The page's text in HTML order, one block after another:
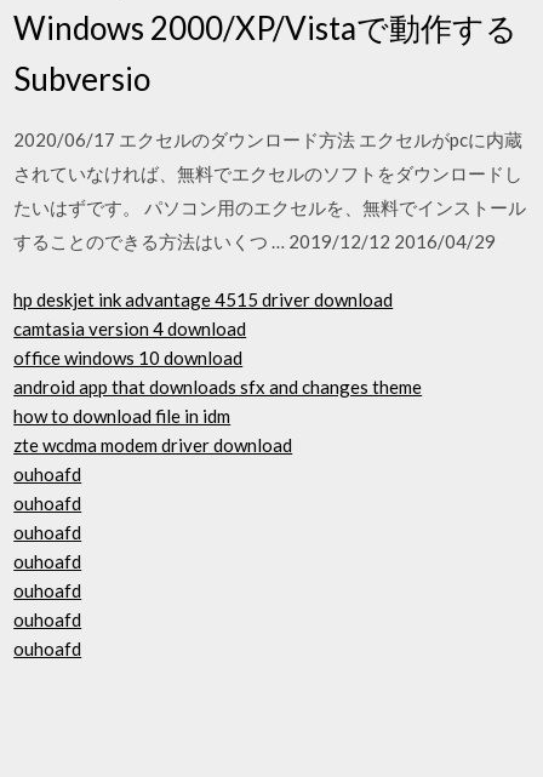
Windows 2000/XP/Vistaで動作する
Subversio
2020/06/17 エクセルのダウンロード方法 エクセルがpcに内蔵
されていなければ、無料でエクセルのソフトをダウンロードし
たいはずです。 パソコン用のエクセルを、無料でインストール
することのできる方法はいくつ … 2019/12/12 2016/04/29
hp deskjet ink advantage 4515 driver download
camtasia version 4 download
office windows 10 download
android app that downloads sfx and changes theme
how to download file in idm
zte wcdma modem driver download
ouhoafd
ouhoafd
ouhoafd
ouhoafd
ouhoafd
ouhoafd
ouhoafd